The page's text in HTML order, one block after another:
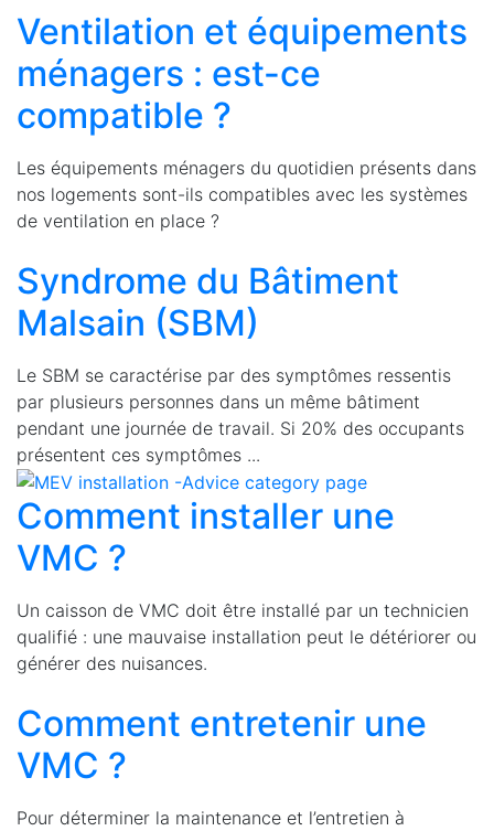
Ventilation et équipements
ménagers : est-ce
compatible ?
Les équipements ménagers du quotidien présents dans
nos logements sont-ils compatibles avec les systèmes
de ventilation en place ?
Syndrome du Bâtiment
Malsain (SBM)
Le SBM se caractérise par des symptômes ressentis
par plusieurs personnes dans un même bâtiment
pendant une journée de travail. Si 20% des occupants
présentent ces symptômes ...
Comment installer une
VMC ?
Un caisson de VMC doit être installé par un technicien
qualifié : une mauvaise installation peut le détériorer ou
générer des nuisances.
Comment entretenir une
VMC ?
Pour déterminer la maintenance et l’entretien à